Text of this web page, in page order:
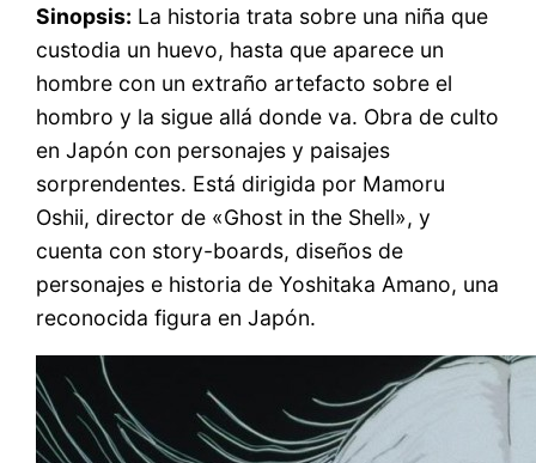
Sinopsis: La historia trata sobre una niña que
custodia un huevo, hasta que aparece un
hombre con un extraño artefacto sobre el
hombro y la sigue allá donde va. Obra de culto
en Japón con personajes y paisajes
sorprendentes. Está dirigida por Mamoru
Oshii, director de «Ghost in the Shell», y
cuenta con story-boards, diseños de
personajes e historia de Yoshitaka Amano, una
reconocida figura en Japón.